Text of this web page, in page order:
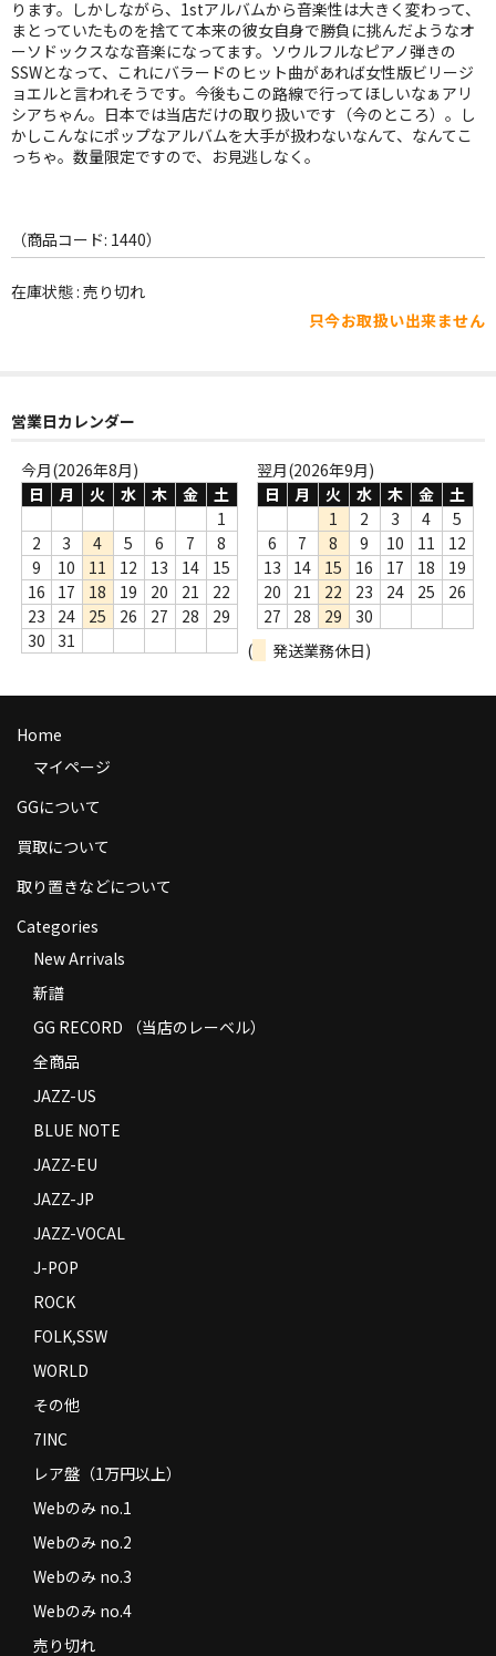
J-POP
ROCK
FOLK,SSW
WORLD
7INC
Webのみ no.4
売り切れ
Help
送料
お支払い方法
返品
特定商取引法に基づく表示
Contact
ります。しかしながら、1stアルバムから音楽性は大きく変わって、
まとっていたものを捨てて本来の彼女自身で勝負に挑んだようなオ
ーソドックスなな音楽になってます。ソウルフルなピアノ弾きの
SSWとなって、これにバラードのヒット曲があれば女性版ビリージ
ョエルと言われそうです。今後もこの路線で行ってほしいなぁアリ
シアちゃん。日本では当店だけの取り扱いです（今のところ）。し
かしこんなにポップなアルバムを大手が扱わないなんて、なんてこ
っちゃ。数量限定ですので、お見逃しなく。
（商品コード: 1440）
在庫状態 : 売り切れ
只今お取扱い出来ません
営業日カレンダー
今月(2026年8月)
日
月 火 水 木 金
土
1
2
3 4 5 6 7
8
9
10 11 12 13 14
15
16
17 18 19 20 21
22
23
24 25 26 27 28
29
30
31
翌月(2026年9月)
日
月 火 水 木 金
土
1
2 3 4
5
6
7 8 9 10 11
12
13
14 15 16 17 18
19
20
21 22 23 24 25
26
27
28 29
30
(
発送業務休日)
Home
マイページ
GGについて
買取について
取り置きなどについて
Categories
New Arrivals
新譜
GG RECORD （当店のレーベル）
全商品
JAZZ-US
BLUE NOTE
JAZZ-EU
JAZZ-JP
JAZZ-VOCAL
J-POP
ROCK
FOLK,SSW
WORLD
その他
7INC
レア盤（1万円以上）
Webのみ no.1
Webのみ no.2
Webのみ no.3
Webのみ no.4
売り切れ